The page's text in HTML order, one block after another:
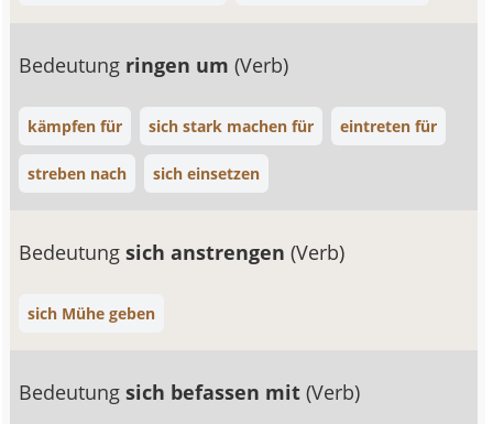
Bedeutung ringen um(Verb)
kämpfen für sich stark machen für eintreten für
streben nach sich einsetzen
Bedeutungsich anstrengen(Verb)
sich Mühe geben
Bedeutungsich befassen mit(Verb)